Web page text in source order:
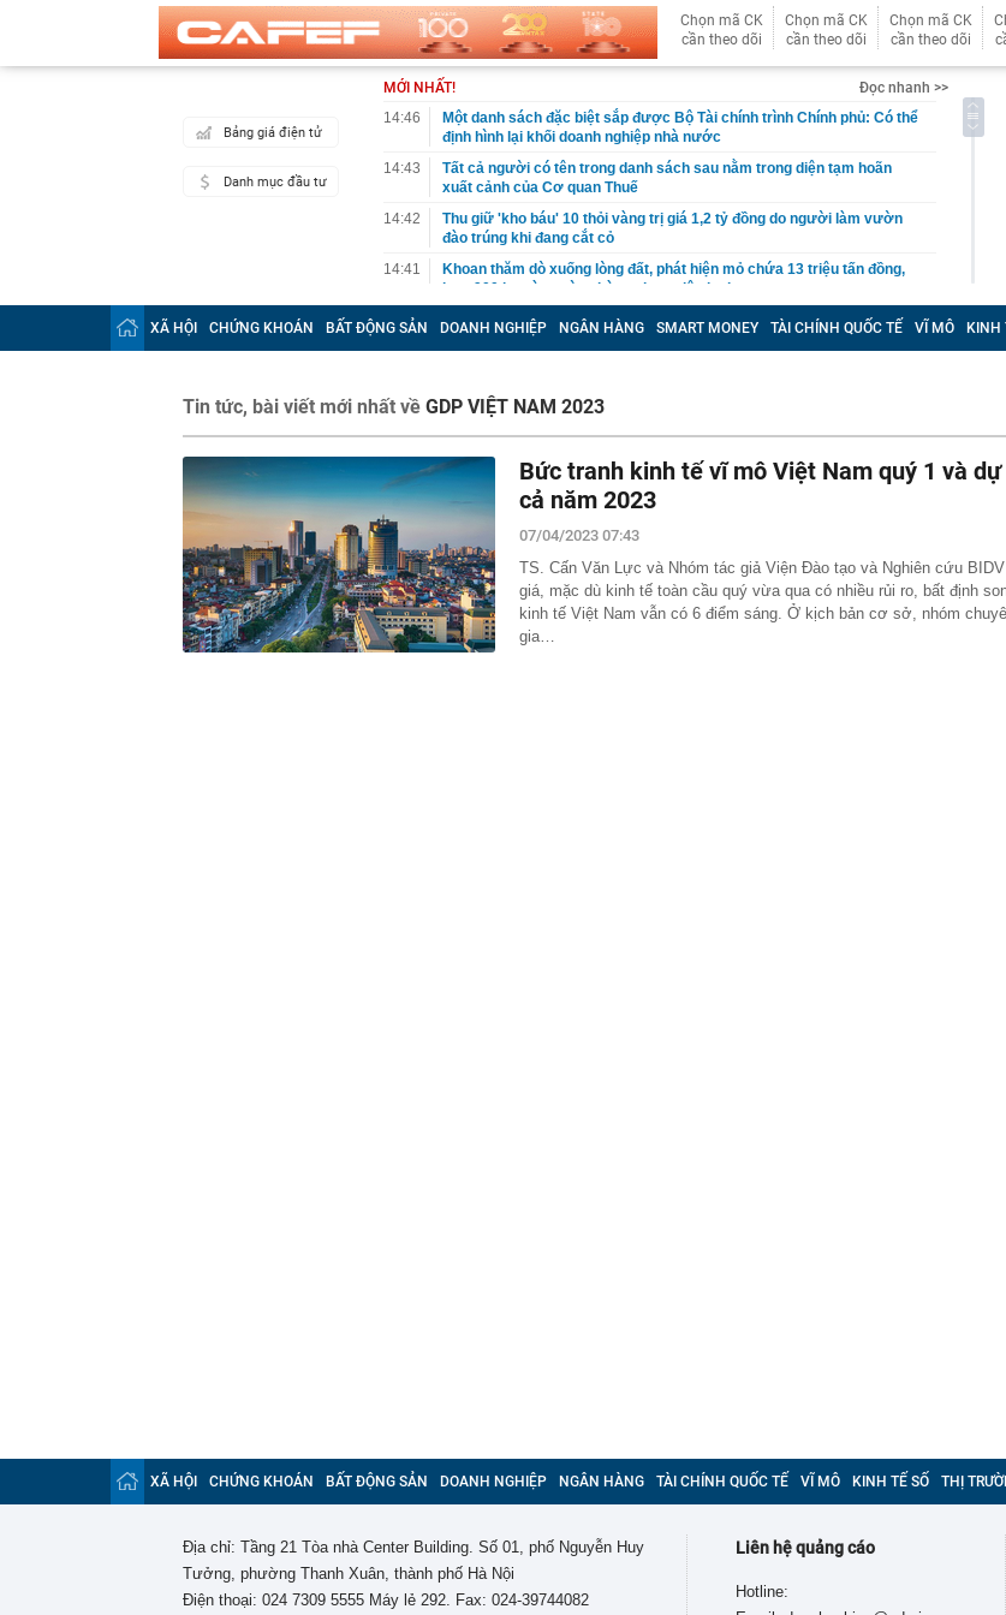
Chọn mã CK
cần theo dõi
Chọn mã CK
cần theo dõi
Chọn mã CK
cần theo dõi
Bảng giá điện tử
Danh mục đầu tư
MỚI NHẤT!
Đọc nhanh >>
14:46
Một danh sách đặc biệt sắp được Bộ Tài chính trình Chính phủ: Có thể
định hình lại khối doanh nghiệp nhà nước
14:43
Tất cả người có tên trong danh sách sau nằm trong diện tạm hoãn
xuất cảnh của Cơ quan Thuế
14:42
Thu giữ 'kho báu' 10 thỏi vàng trị giá 1,2 tỷ đồng do người làm vườn
đào trúng khi đang cắt cỏ
14:41
Khoan thăm dò xuống lòng đất, phát hiện mỏ chứa 13 triệu tấn đồng,
hơn 900 kg vàng cùng hàng chục triệu kg bạc
14:40
Người phụ nữ đến ngân hàng rút 350 triệu sau khi gặp lại bạn cũ trên
MXH, nhân viên lập tức báo công an
làm"
14:35
Nền kinh tế lớn nhất châu Âu đón tin buồn
14:35
AI đang biến mọi thứ thành hàng hóa, chỉ còn một tài sản ngày càng
đắt giá: Não bộ biết tập trung
14:34
14:33
Bộ 'thúc' địa phương báo cáo tiến độ xây dựng cơ sở dữ liệu đất đai
trước 8/8
14:33
Lưu ý quan trọng khi đăng nhập VneID
14:31
Chủ tịch Hiệp hội BĐS Việt Nam: Khi nguồn cung suy giảm, giá BĐS bị
đẩy lên cao... người dân, doanh nghiệp là những đối tượng chịu tác
XÃ HỘI CHỨNG KHOÁN BẤT ĐỘNG SẢN DOANH NGHIỆP NGÂN HÀNG SMART MONEY TÀI CHÍNH QUỐC TẾ VĨ MÔ KINH
Tin tức, bài viết mới nhất về GDP VIỆT NAM 2023
Bức tranh kinh tế vĩ mô Việt Nam quý 1 và dự
cả năm 2023
07/04/2023 07:43
TS. Cấn Văn Lực và Nhóm tác giả Viện Đào tạo và Nghiên cứu
giá, mặc dù kinh tế toàn cầu quý vừa qua có nhiều rủi ro, bất định
kinh tế Việt Nam vẫn có 6 điểm sáng. Ở kịch bản cơ sở, nhóm
gia…
XÃ HỘI CHỨNG KHOÁN BẤT ĐỘNG SẢN DOANH NGHIỆP NGÂN HÀNG TÀI CHÍNH QUỐC TẾ VĨ MÔ KINH TẾ SỐ THỊ
Địa chỉ: Tầng 21 Tòa nhà Center Building. Số 01, phố Nguyễn Huy
Tưởng, phường Thanh Xuân, thành phố Hà Nội
Điện thoại: 024 7309 5555 Máy lẻ 292. Fax: 024-39744082
Liên hệ quảng cáo
Hotline: